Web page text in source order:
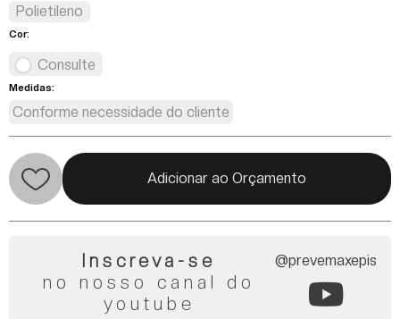
Polietileno
Cor:
Consulte
Medidas:
Conforme necessidade do cliente
Adicionar ao Orçamento
Inscreva-se
no nosso canal do
youtube
@prevemaxepis